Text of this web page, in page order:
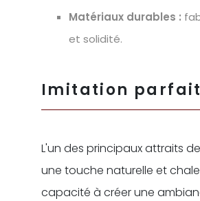
Matériaux durables :
et solidité.
Imitation
L'un des principaux attraits
une touche naturelle et
capacité à créer une